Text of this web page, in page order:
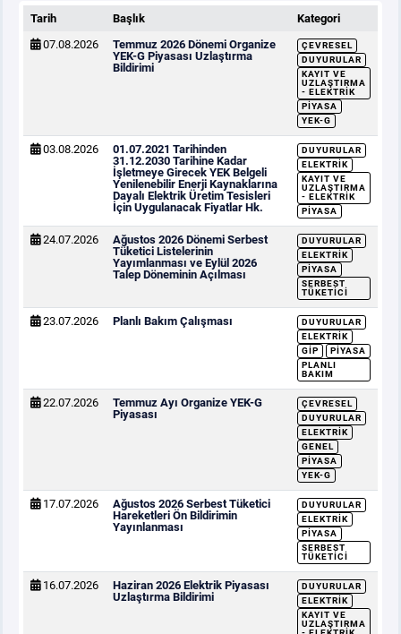
Tarih Başlık
Kategori
07.08.2026
Temmuz 2026 Dönemi Organize
YEK-G Piyasası Uzlaştırma
Bildirimi
ÇEVRESEL
DUYURULAR
KAYIT VE
UZLAŞTIRMA
- ELEKTRIK
PIYASA
YEK-G
03.08.2026
01.07.2021 Tarihinden
31.12.2030 Tarihine Kadar
İşletmeye Girecek YEK Belgeli
Yenilenebilir Enerji Kaynaklarına
Dayalı Elektrik Üretim Tesisleri
İçin Uygulanacak Fiyatlar Hk.
DUYURULAR
ELEKTRIK
KAYIT VE
UZLAŞTIRMA
- ELEKTRIK
PIYASA
24.07.2026
Ağustos 2026 Dönemi Serbest
Tüketici Listelerinin
Yayımlanması ve Eylül 2026
Talep Döneminin Açılması
DUYURULAR
ELEKTRIK
PIYASA
SERBEST
TÜKETICI
23.07.2026 Planlı Bakım Çalışması
DUYURULAR
ELEKTRIK
GİP
PIYASA
PLANLI
BAKIM
22.07.2026
Temmuz Ayı Organize YEK-G
Piyasası
ÇEVRESEL
DUYURULAR
ELEKTRIK
GENEL
PIYASA
YEK-G
17.07.2026
Ağustos 2026 Serbest Tüketici
Hareketleri Ön Bildirimin
Yayınlanması
DUYURULAR
ELEKTRIK
PIYASA
SERBEST
TÜKETICI
16.07.2026
Haziran 2026 Elektrik Piyasası
Uzlaştırma Bildirimi
DUYURULAR
ELEKTRIK
KAYIT VE
UZLAŞTIRMA